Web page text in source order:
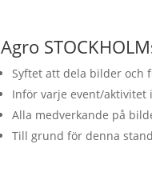
Agro
Syftet att dela bilder och
Inför varje event/
Alla medverkande på
Till grund för denna